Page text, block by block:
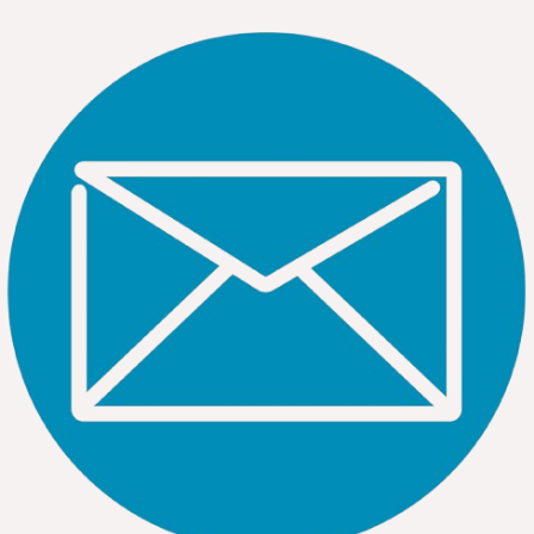
2.2. Đèn LED 1m2 Paragon (1.2m)